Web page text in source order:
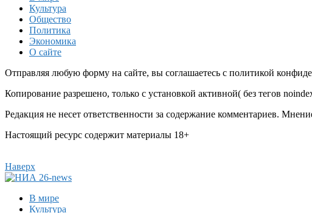
Культура
Общество
Политика
Экономика
О сайте
Отправляя любую форму на сайте, вы соглашаетесь с политикой
Копирование разрешено, только с установкой активной( без тегов
Редакция не несет ответственности за содержание комментариев.
Настоящий ресурс содержит материалы 18+
Наверх
В мире
Культура